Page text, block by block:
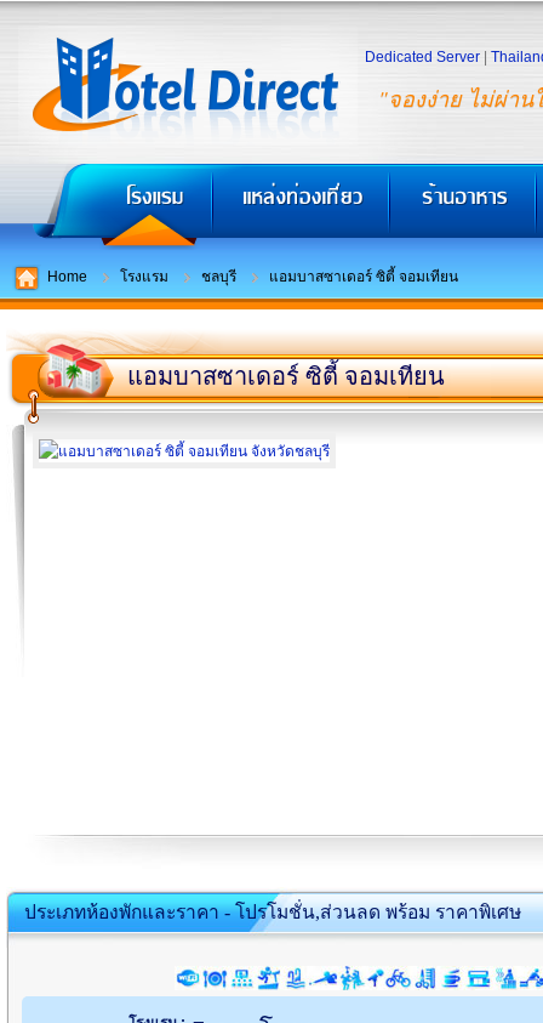
"จองง่าย ไม่ผ่าน
Dedicated Server
Home โรงแรม ชลบุรี แอมบาสซาเดอร์ ซิตี้ จอมเทียน
แอมบาสซาเดอร์ ซิตี้ จอมเทียน
ประเภทห้องพักและราคา - โปรโมชั่น,ส่วนลด พร้อม ราคาพิเศษ